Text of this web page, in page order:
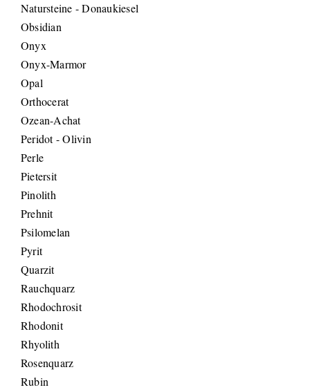
Natursteine - Donaukiesel
Obsidian
Onyx
Onyx-Marmor
Opal
Orthocerat
Ozean-Achat
Peridot - Olivin
Perle
Pietersit
Pinolith
Prehnit
Psilomelan
Pyrit
Quarzit
Rauchquarz
Rhodochrosit
Rhodonit
Rhyolith
Rosenquarz
Rubin